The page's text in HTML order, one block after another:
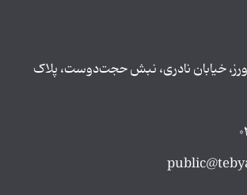
خیابان نادری، نبش حجت‌دوست، پلاک